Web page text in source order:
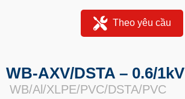
Theo yêu cầu
WB-AXV/DSTA – 0.6/1kV
WB/Al/XLPE/PVC/DSTA/PVC